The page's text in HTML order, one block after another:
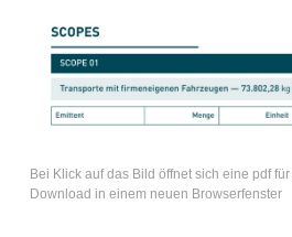
Bei Klick auf das Bild öffnet sich eine pdf
Download in einem neuen Browserfenster